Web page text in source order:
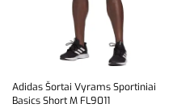
Adidas Šortai Vyrams Sportiniai
Basics Short M FL9011